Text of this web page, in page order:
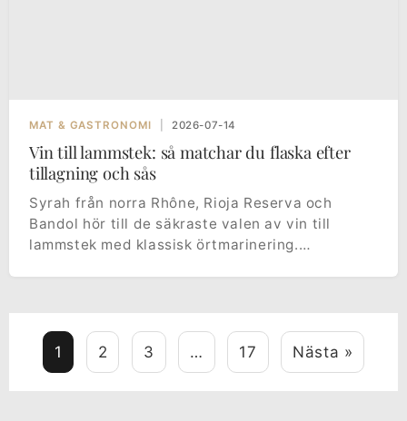
MAT & GASTRONOMI 2026-07-14
Vin till lammstek: så matchar du flaska efter
tillagning och sås
Syrah från norra Rhône, Rioja Reserva och
Bandol hör till de säkraste valen av vin till
lammstek med klassisk örtmarinering.…
1 2 3 … 17 Nästa »